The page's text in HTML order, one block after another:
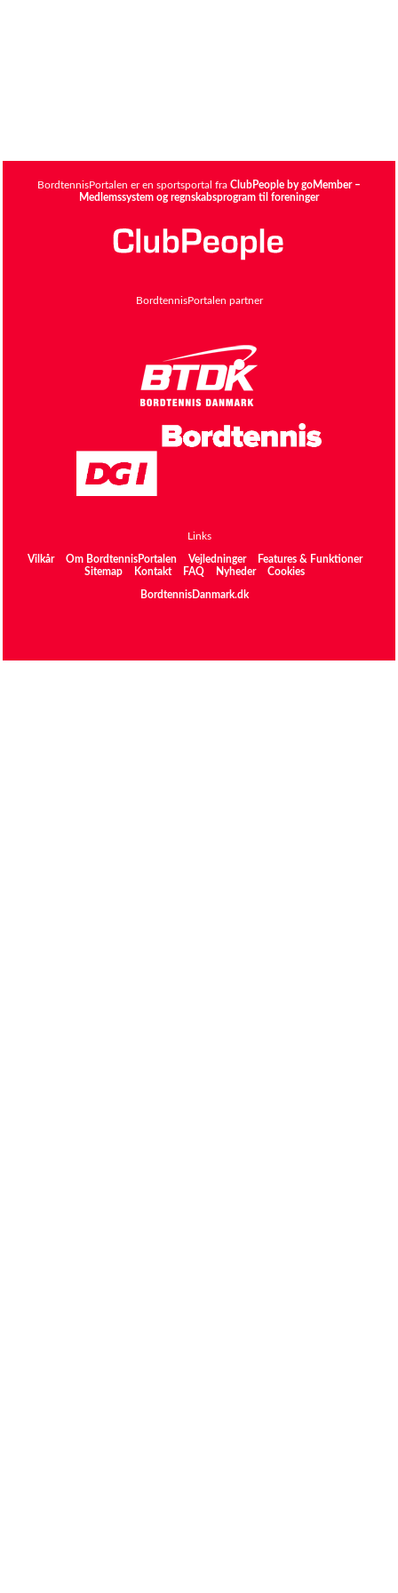
BordtennisPortalen er en sportsportal fra ClubPeople by goMember –
Medlemssystem og regnskabsprogram til foreninger
BordtennisPortalen partner
Links
Vilkår Om BordtennisPortalen Vejledninger
Features & Funktioner
Sitemap
Kontakt FAQ Nyheder Cookies
BordtennisDanmark.dk